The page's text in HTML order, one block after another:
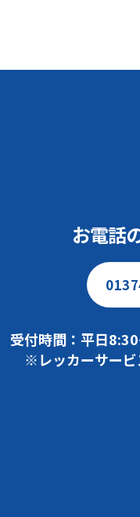
お電話
受付時間：平日
※レッカーサー